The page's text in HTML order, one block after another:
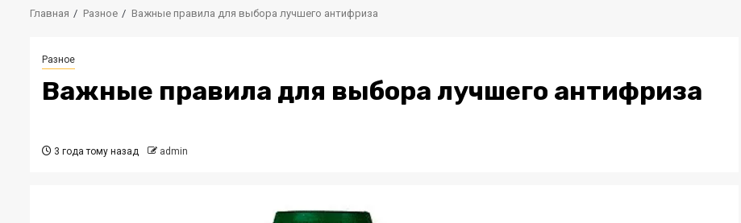
Главная Разное Важные правила для выбора лучшего антифриза
Разное
Важные правила для выбора лучшего антифриза
3 года тому назад admin